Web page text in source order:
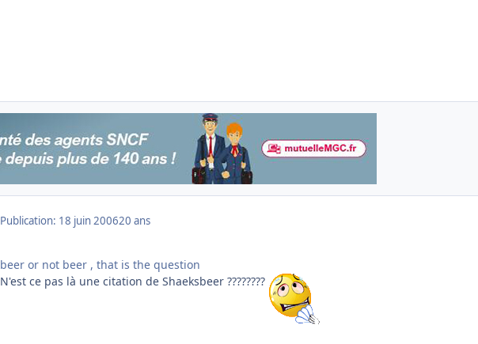
Publication: 18 juin 200620 ans
beer or not beer , that is the question
N'est ce pas là une citation de Shaeksbeer ????????